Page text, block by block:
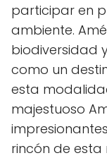
participar en
ambiente.
biodiversidad
como un
esta
majestuoso
rincón de esta